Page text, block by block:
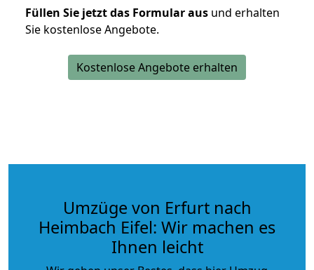
Füllen Sie jetzt das Formular aus und erhalten
Sie kostenlose Angebote.
Kostenlose Angebote erhalten
Umzüge von Erfurt nach
Heimbach Eifel: Wir machen es
Ihnen leicht